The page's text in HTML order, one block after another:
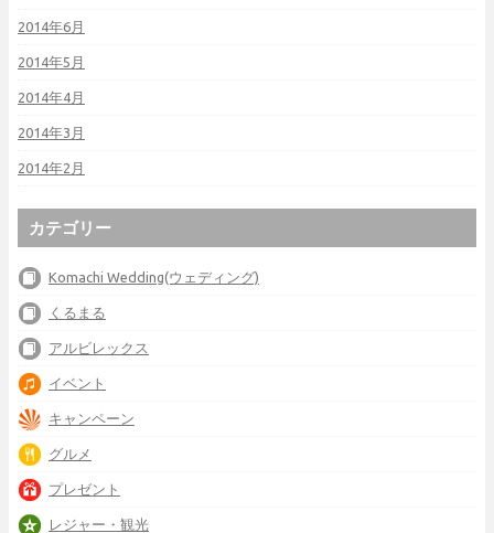
2014年6月
2014年5月
2014年4月
2014年3月
2014年2月
カテゴリー
Komachi Wedding(ウェディング)
くるまる
アルビレックス
イベント
キャンペーン
グルメ
プレゼント
レジャー・観光